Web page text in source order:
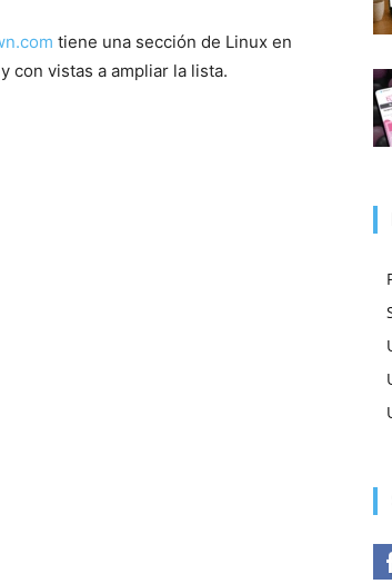
tiene una sección de Linux en
con vistas a ampliar la lista.